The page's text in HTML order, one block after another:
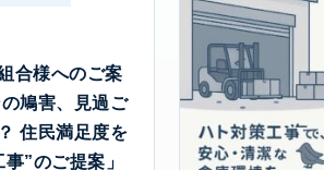
合様へのご案
鳩害、見過ご
住民満足度を
”のご提案」